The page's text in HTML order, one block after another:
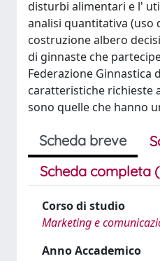
disturbi alimentari e l'
analisi quantitativa (uso
costruzione albero
di ginnaste che
Federazione Ginnastica
caratteristiche richieste
sono quelle che hanno
Scheda breve
Scheda completa
Corso di studio
Marketing e
Anno Accademico